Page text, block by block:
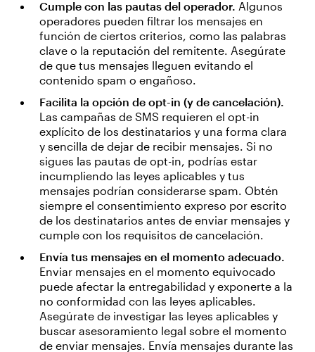
Cumple con las pautas del operador. Algunos
operadores pueden filtrar los mensajes en
función de ciertos criterios, como las palabras
clave o la reputación del remitente. Asegúrate
de que tus mensajes lleguen evitando el
contenido spam o engañoso.
Facilita la opción de opt-in (y de cancelación).
Las campañas de SMS requieren el opt-in
explícito de los destinatarios y una forma clara
y sencilla de dejar de recibir mensajes. Si no
sigues las pautas de opt-in, podrías estar
incumpliendo las leyes aplicables y tus
mensajes podrían considerarse spam. Obtén
siempre el consentimiento expreso por escrito
de los destinatarios antes de enviar mensajes y
cumple con los requisitos de cancelación.
Envía tus mensajes en el momento adecuado.
Enviar mensajes en el momento equivocado
puede afectar la entregabilidad y exponerte a la
no conformidad con las leyes aplicables.
Asegúrate de investigar las leyes aplicables y
buscar asesoramiento legal sobre el momento
de enviar mensajes. Envía mensajes durante las